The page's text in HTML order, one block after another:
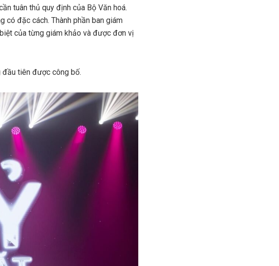
tuân thủ quy định của Bộ Văn hoá.
có đặc cách. Thành phần ban giám
của từng giám khảo và được đơn vị
đầu tiên được công bố.